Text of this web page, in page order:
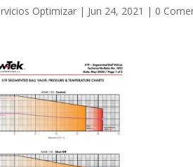
Optimizar | Jun 24, 2021 | 0